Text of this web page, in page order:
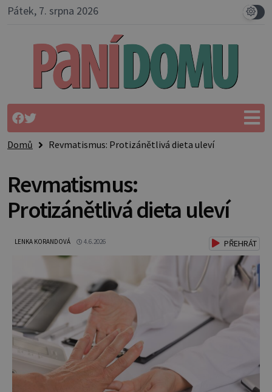
Pátek, 7. srpna 2026
Domů Revmatismus: Protizánětlivá dieta uleví
Revmatismus:
Protizánětlivá dieta uleví
LENKA KORANDOVÁ 4.6.2026 PŘEHRÁT